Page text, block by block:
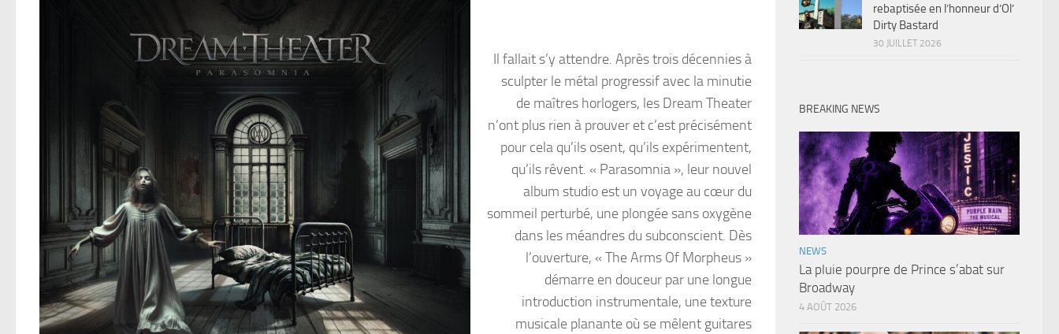
Il fallait s’y attendre. Après trois décennies à
sculpter le métal progressif avec la minutie
de maîtres horlogers, les Dream Theater
n’ont plus rien à prouver et c’est précisément
pour cela qu’ils osent, qu’ils expérimentent,
qu’ils rêvent. « Parasomnia », leur nouvel
album studio est un voyage au cœur du
sommeil perturbé, une plongée sans oxygène
dans les méandres du subconscient. Dès
l’ouverture, « The Arms Of Morpheus »
démarre en douceur par une longue
introduction instrumentale, une texture
musicale planante où se mêlent guitares
rebaptisée en l’honneur d’Ol’
Dirty Bastard
30 JUILLET 2026
BREAKING NEWS
NEWS
La pluie pourpre de Prince s’abat sur
Broadway
4 AOÛT 2026